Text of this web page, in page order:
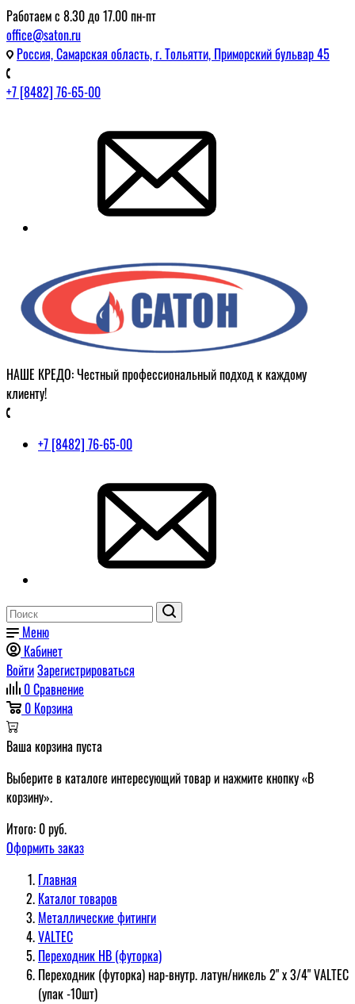
Работаем с 8.30 до 17.00 пн-пт
office@saton.ru
Россия, Самарская область, г. Тольятти, Приморский бульвар 45
+7 [8482] 76-65-00
НАШЕ КРЕДО: Честный профессиональный подход к каждому
клиенту!
+7 [8482] 76-65-00
Меню
Кабинет
ВойтиЗарегистрироваться
0Сравнение
0 Корзина
Ваша корзина пуста
Выберите в каталоге интересующий товар и нажмите кнопку «В
корзину».
Итого: 0руб.
Оформить заказ
Главная
Каталог товаров
Металлические фитинги
VALTEC
Переходник НВ (футорка)
Переходник (футорка) нар-внутр. латун/никель 2" х 3/4" VALTEC
(упак -10шт)